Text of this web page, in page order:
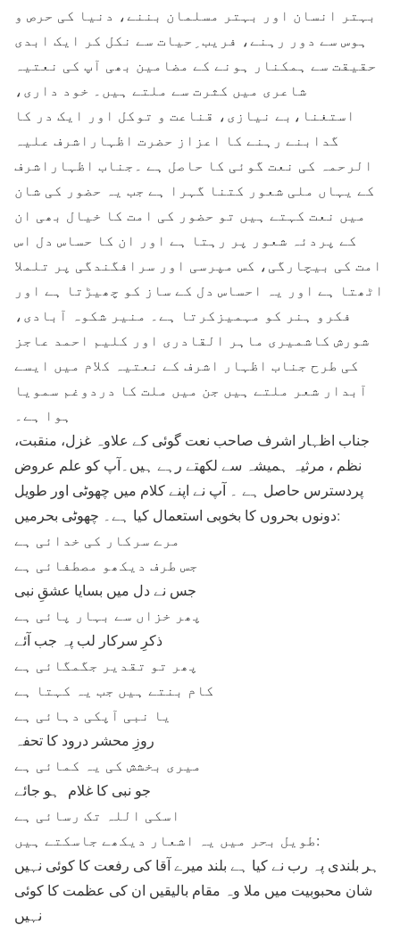
بہتر انسان اور بہتر مسلمان بننے، دنیا کی حرص و
ہوس سے دور رہنے، فریب ِحیات سے نکل کر ایک ابدی
حقیقت سے ہمکنار ہونے کے مضامین بھی آپ کی نعتیہ
شاعری میں کثرت سے ملتے ہیں۔ خود داری،
استغنا،بے نیازی، قناعت و توکل اور ایک در کا
گدابنے رہنے کا اعزاز حضرت اظہاراشرف علیہ
الرحمہ کی نعت گوئی کا حاصل ہے ۔جناب اظہاراشرف
کے یہاں ملی شعور کتنا گہرا ہے جب یہ حضور کی شان
میں نعت کہتے ہیں تو حضور کی امت کا خیال بھی ان
کے پردئہ شعور پر رہتا ہے اور ان کا حساس دل اس
امت کی بیچارگی، کس مپرسی اور سرافگندگی پر تلملا
اٹھتا ہے اور یہ احساس دل کے ساز کو چھیڑتا ہے اور
فکرو ہنر کو مہمیزکرتا ہے۔ منیر شکوہ آبادی،
شورش کاشمیری ماہر القادری اور کلیم احمد عاجز
کی طرح جناب اظہار اشرف کے نعتیہ کلام میں ایسے
آبدار شعر ملتے ہیں جن میں ملت کا دردوغم سمویا
ہوا ہے۔
جناب اظہار اشرف صاحب نعت گوئی کے علاوہ غزل، منقبت،
نظم ، مرثیہ ہمیشہ سے لکھتے رہے ہیں۔آپ کو علم عروض
پردسترس حاصل ہے ۔ آپ نے اپنے کلام میں چھوٹی اور طویل
دونوں بحروں کا بخوبی استعمال کیا ہے۔ چھوٹی بحرمیں:
مرے سرکار کی خدائی ہے
جس طرف دیکھو مصطفائی ہے
جس نے دل میں بسایا عشقِ نبی
پھر خزاں سے بہار پائی ہے
ذکرِ سرکار لب پہ جب آئے
پھر تو تقدیر جگمگائی ہے
کام بنتے ہیں جب یہ کہتا ہے
یا نبی آپکی دہائی ہے
روزِ محشر درود کا تحفہ
میری بخشش کی یہ کمائی ہے
جو نبی کا غلام ہو جائے
اسکی اللہ تک رسائی ہے
طویل بحر میں یہ اشعار دیکھے جاسکتے ہیں:
ہر بلندی پہ رب نے کیا ہے بلند میرے آقا کی رفعت کا کوئی نہیں
شان محبوبیت میں ملا وہ مقام بالیقیں ان کی عظمت کا کوئی
نہیں